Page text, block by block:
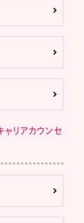
ャリアカウンセ